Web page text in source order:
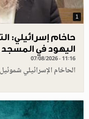
1
حاخام إسرائيلي:
اليهود في
07/08/2026 - 11:16
الحاخام الإسرائيلي